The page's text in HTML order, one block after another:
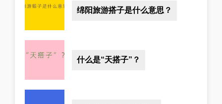
绵阳旅游搭子是什么意思？
什么是“天搭子”？